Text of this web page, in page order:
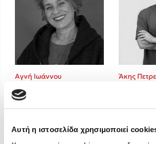
Αυτή η ιστοσελίδα χρησιμοποιεί
Benzamin Bécue
Rebecca Yarros
Teo Benedetti
Τζένη Κουτσοδημητροπούλου
Ali Hazelwood
Cori Doerrfeld
Pierdomenico Baccalario
Δανάη Ιμπραχήμ
Αγνή Ιωάννου Άκης